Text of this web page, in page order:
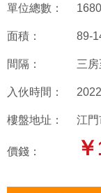
單位總數： 1680
面積： 89-
間隔： 三
入伙時間：
樓盤地址： 江門
價錢：